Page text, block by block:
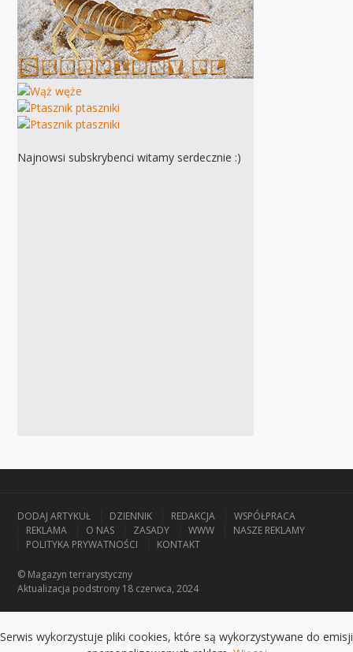
Najnowsi subskrybenci witamy serdecznie :)
DODAJ ARTYKUŁ DZIENNIK REDAKCJA
WSPÓŁPRACA
REKLAMA
O NAS ZASADY WWW
NASZE REKLAMY
POLITYKA PRYWATNOŚCI
KONTAKT
© Magazyn terrarystyczny
Aktualizacja podstrony 18 czerwca, 2024
Serwis wykorzystuje pliki cookies, które są wykorzystywane do emisji